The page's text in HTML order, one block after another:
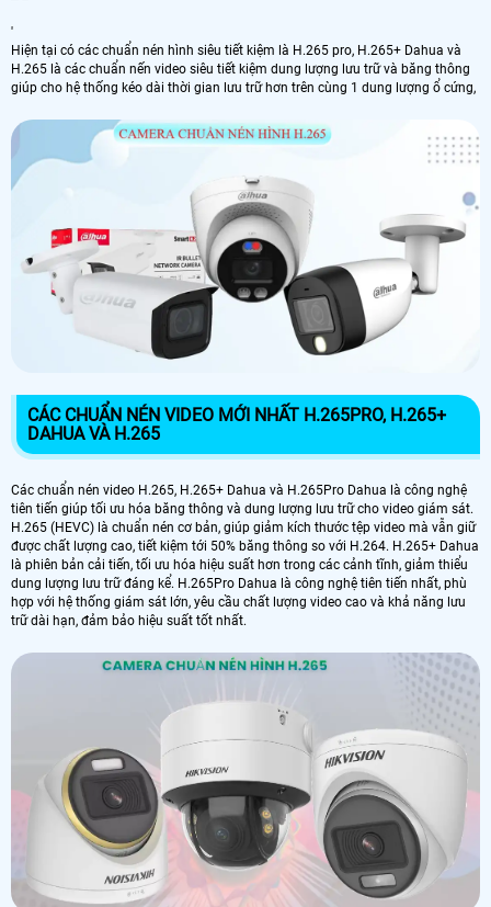
'
Hiện tại có các chuẩn nén hình siêu tiết kiệm là H.265 pro, H.265+ Dahua và
H.265 là các chuẩn nến video siêu tiết kiệm dung lượng lưu trữ và băng thông
giúp cho hệ thống kéo dài thời gian lưu trữ hơn trên cùng 1 dung lượng ổ cứng,
CÁC CHUẨN NÉN VIDEO MỚI NHẤT H.265PRO, H.265+
DAHUA VÀ H.265
Các chuẩn nén video H.265, H.265+ Dahua và H.265Pro Dahua là công nghệ
tiên tiến giúp tối ưu hóa băng thông và dung lượng lưu trữ cho video giám sát.
H.265 (HEVC) là chuẩn nén cơ bản, giúp giảm kích thước tệp video mà vẫn giữ
được chất lượng cao, tiết kiệm tới 50% băng thông so với H.264. H.265+ Dahua
là phiên bản cải tiến, tối ưu hóa hiệu suất hơn trong các cảnh tĩnh, giảm thiểu
dung lượng lưu trữ đáng kể. H.265Pro Dahua là công nghệ tiên tiến nhất, phù
hợp với hệ thống giám sát lớn, yêu cầu chất lượng video cao và khả năng lưu
trữ dài hạn, đảm bảo hiệu suất tốt nhất.